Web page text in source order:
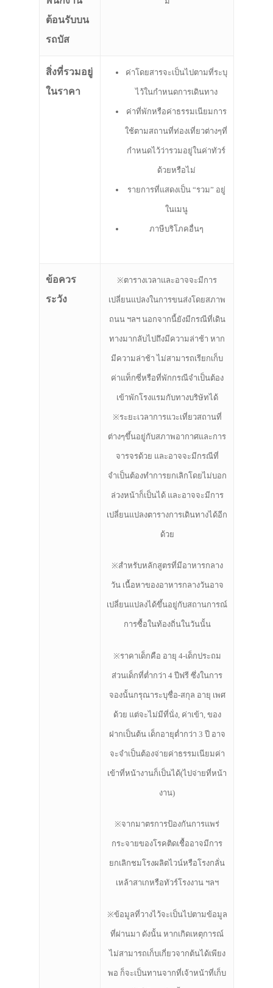
ต้อนรับบน
รถบัส
สิ่งที่รวมอยู่
ในราคา
ค่าโดยสารจะเป็นไปตามที่ระบุ
ไว้ในกำหนดการเดินทาง
ค่าที่พักหรือค่าธรรมเนียมการ
ใช้ตามสถานที่ท่องเที่ยวต่างๆที่
กำหนดไว้ว่ารวมอยู่ในค่าทัวร์
ด้วยหรือไม่
รายการที่แสดงเป็น “รวม” อยู่
ในเมนู
ภาษีบริโภคอื่นๆ
ข้อควร
ระวัง
※ตารางเวลาและอาจจะมีการ
เปลี่ยนแปลงในการขนส่งโดยสภาพ
ถนน ฯลฯ นอกจากนี้ยังมีกรณีที่เดิน
ทางมากลับไปถึงมีความล่าช้า หาก
มีความล่าช้า ไม่สามารถเรียกเก็บ
ค่าแท็กซี่หรือที่พักกรณีจำเป็นต้อง
เข้าพักโรงแรมกับทางบริษัทได้
※ระยะเวลาการแวะเที่ยวสถานที่
ต่างๆขึ้นอยู่กับสภาพอากาศและการ
จารจรด้วย และอาจจะมีกรณีที่
จำเป็นต้องทำการยกเลิกโดยไม่บอก
ล่วงหน้าก็เป็นได้ และอาจจะมีการ
เปลี่ยนแปลงตารางการเดินทางได้อีก
ด้วย
※สำหรับหลักสูตรที่มีอาหารกลาง
วัน เนื้อหาของอาหารกลางวันอาจ
เปลี่ยนแปลงได้ขึ้นอยู่กับสถานการณ์
การซื้อในท้องถิ่นในวันนั้น
※ราคาเด็กคือ อายุ 4-เด็กประถม
ส่วนเด็กที่ต่ำกว่า 4 ปีฟรี ซึ่งในการ
จองนั้นกรุณาระบุชื่อ-สกุล อายุ เพศ
ด้วย แต่จะไม่มีที่นั่ง, ค่าเข้า, ของ
ฝากเป็นต้น เด็กอายุต่ำกว่า 3 ปี อาจ
จะจำเป็นต้องจ่ายค่าธรรมเนียมค่า
เข้าที่หน้างานก็เป็นได้(ไปจ่ายที่หน้า
งาน)
※จากมาตรการป้องกันการแพร่
กระจายของโรคติดเชื้ออาจมีการ
ยกเลิกชมโรงผลิตไวน์หรือโรงกลั่น
เหล้าสาเกหรือทัวร์โรงงาน ฯลฯ
※ข้อมูลที่วางไว้จะเป็นไปตามข้อมูล
ที่ผ่านมา ดังนั้น หากเกิดเหตุการณ์
ไม่สามารถเก็บเกี่ยวจากต้นได้เพียง
พอ ก็จะเป็นทานจากที่เจ้าหน้าที่เก็บ